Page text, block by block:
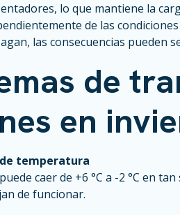
lo que mantiene la
de las
las consecuencias pueden
de
en
temperatura
caer de +6 °C a -2 °C en
de funcionar.